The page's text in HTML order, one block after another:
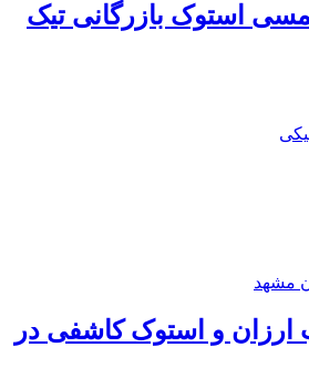
استوک بازرگانی تیک
و استوک کاشفی در